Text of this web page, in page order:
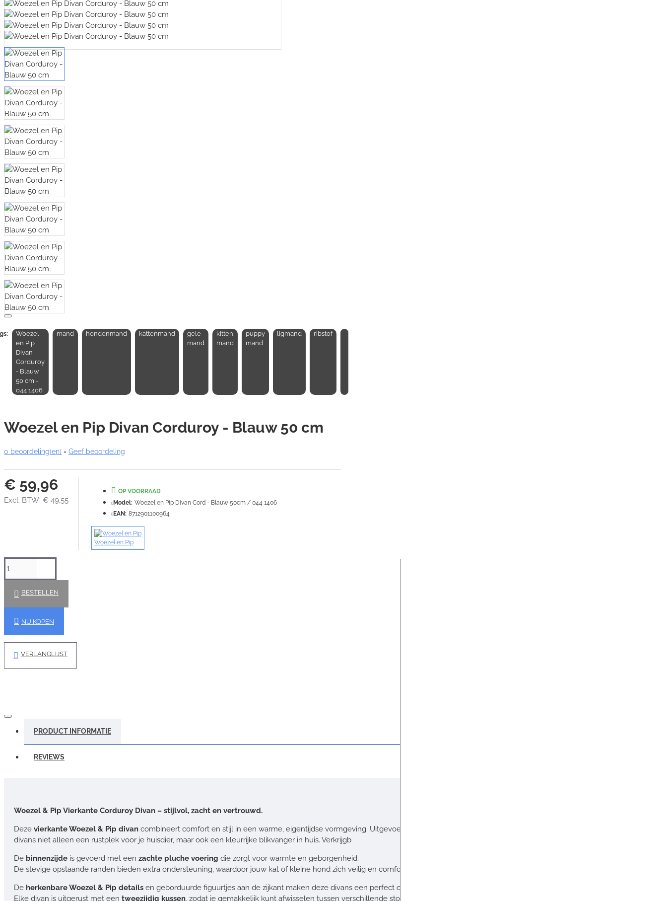
Woezel
en Pip
Divan
Corduroy
- Blauw
50 cm -
044 1406
mand hondenmand kattenmand
gele
mand
kitten
mand
puppy
mand
ligmand ribstof
Woezel en Pip Divan Corduroy - Blauw 50 cm
0 beoordeling(en) - Geef beoordeling
€ 59,96
Excl. BTW: € 49,55
OP VOORRAAD
Model: Woezel en Pip Divan Cord - Blauw 50cm / 044 1406
EAN: 8712901100964
Woezel en Pip
BESTELLEN
NU KOPEN
VERLANGLIJST
PRODUCT INFORMATIE
REVIEWS
Woezel & Pip Vierkante Corduroy Divan – stijlvol, zacht en vertrouwd.
Deze vierkante Woezel & Pip divan combineert comfort en stijl in een warme, eigentijdse vormgeving. Uitgevoerd in een stevige maar zachte corduroy stof in vrolijke kleuren, zijn deze
divans niet alleen een rustplek voor je huisdier, maar ook een kleurrijke blikvanger in huis. Verkrijgb
De binnenzijde is gevoerd met een zachte pluche voering die zorgt voor warmte en geborgenheid.
De stevige opstaande randen bieden extra ondersteuning, waardoor jouw kat of kleine hond zich veilig en comfortabel kan opkrullen.
De herkenbare Woezel & Pip details en geborduurde figuurtjes aan de zijkant maken deze divans een perfect onderdeel van de officiële Woezel & Pip huisdierenlijn.
Elke divan is uitgerust met een tweezijdig kussen, zodat je gemakkelijk kunt afwisselen tussen verschillende stoffen en stijlen.